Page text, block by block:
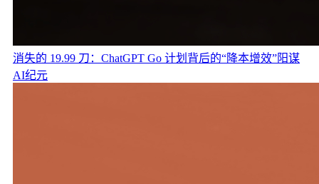
消失的 19.99 刀：ChatGPT Go 计划背后的“降本增效”阳谋
AI纪元